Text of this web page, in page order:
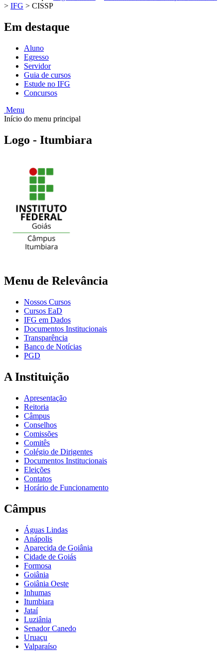
> IFG > CISSP
Em destaque
Aluno
Egresso
Servidor
Guia de cursos
Estude no IFG
Concursos
Menu
Início do menu principal
Logo - Itumbiara
Menu de Relevância
Nossos Cursos
Cursos EaD
IFG em Dados
Documentos Institucionais
Transparência
Banco de Notícias
PGD
A Instituição
Apresentação
Reitoria
Câmpus
Conselhos
Comissões
Comitês
Colégio de Dirigentes
Documentos Institucionais
Eleições
Contatos
Horário de Funcionamento
Câmpus
Águas Lindas
Anápolis
Aparecida de Goiânia
Cidade de Goiás
Formosa
Goiânia
Goiânia Oeste
Inhumas
Itumbiara
Jataí
Luziânia
Senador Canedo
Uruaçu
Valparaíso